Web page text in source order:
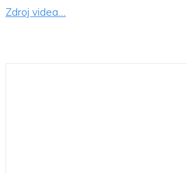
Zdroj videa…